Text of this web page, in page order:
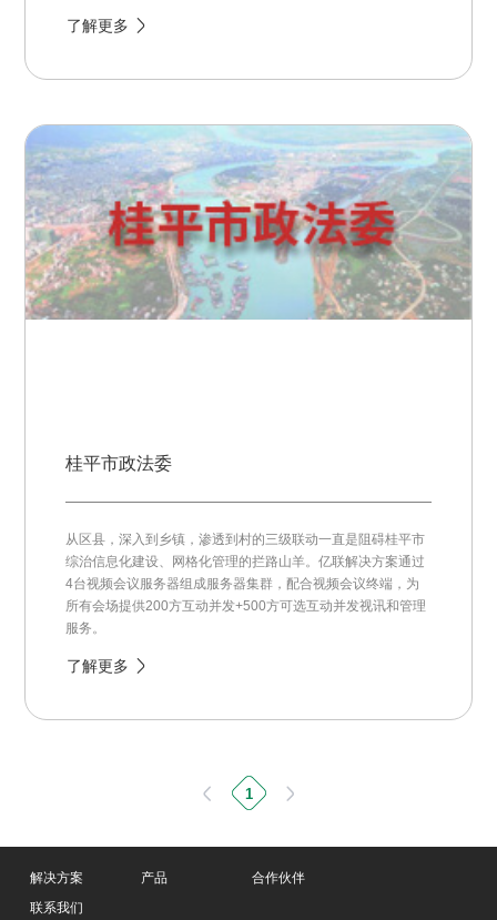
了解更多
桂平市政法委
从区县，深入到乡镇，渗透到村的三级联动一直是阻碍桂平市
综治信息化建设、网格化管理的拦路山羊。亿联解决方案通过
4台视频会议服务器组成服务器集群，配合视频会议终端，为
所有会场提供200方互动并发+500方可选互动并发视讯和管理
服务。
了解更多
1
解决方案 产品
合作伙伴
联系我们